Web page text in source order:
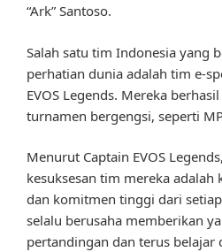
“Ark” Santoso.
Salah satu tim Indonesia yang
perhatian dunia adalah tim e-
EVOS Legends. Mereka
turnamen bergengsi, seperti
Menurut Captain EVOS
kesuksesan tim mereka adalah
dan komitmen tinggi dari
selalu berusaha memberikan
pertandingan dan terus belajar